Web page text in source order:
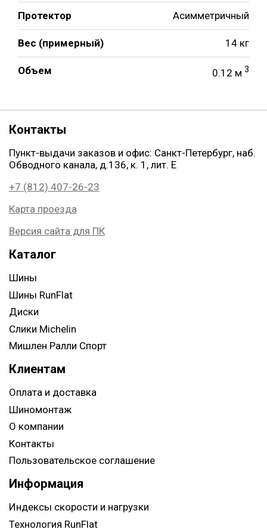
Протектор Асимметричный
Вес (примерный) 14 кг
Объем 0.12 м 3
Контакты
Пункт-выдачи заказов и офис: Санкт-Петербург, наб.
Обводного канала, д.136, к. 1, лит. Е
+7 (812) 407-26-23
Карта проезда
Версия сайта для ПК
Каталог
Шины
Шины RunFlat
Диски
Слики Michelin
Мишлен Ралли Спорт
Клиентам
Оплата и доставка
Шиномонтаж
О компании
Контакты
Пользовательское соглашение
Информация
Индексы скорости и нагрузки
Технология RunFlat